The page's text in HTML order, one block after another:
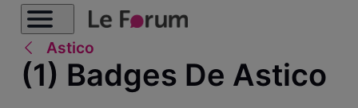
Astico
(1) Badges De Astico